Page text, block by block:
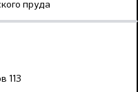
пруда
113